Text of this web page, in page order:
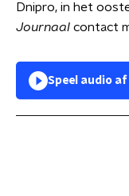
Dnipro, in het
Journaal contact
Speel audio af